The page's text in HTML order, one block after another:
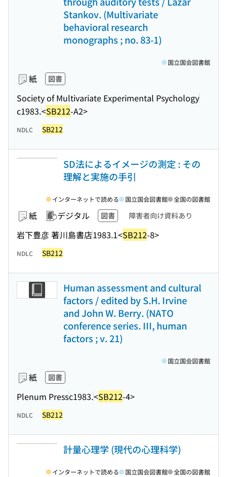
Stankov. (Multivariate
behavioral research
monographs ; no. 83-1)
紙 図書
Society of Multivariate Experimental Psychology
c1983.<SB212-A2>
国立国会図書館
NDLC SB212
SD法によるイメージの測定 : その
理解と実施の手引
紙 デジタル 図書 障害者向け資料あり
岩下豊彦 著川島書店1983.1<SB212-8>
インターネットで読める 国立国会図書館 全国の図書館
NDLC SB212
Human assessment and cultural
factors / edited by S.H. Irvine
and John W. Berry. (NATO
conference series. III, human
factors ; v. 21)
紙 図書
Plenum Pressc1983.<SB212-4>
国立国会図書館
NDLC SB212
計量心理学 (現代の心理科学)
インターネットで読める 国立国会図書館 全国の図書館